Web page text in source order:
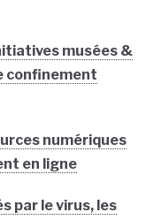
musées &
confinement
numériques
en ligne
par le virus, les